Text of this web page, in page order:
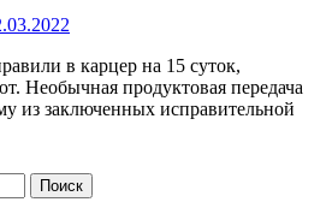
в карцер на 15 суток,
Необычная продуктовая передача
из заключенных исправительной